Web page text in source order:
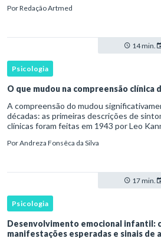
transtorno do des
PorRedação Artmed
14 min.
Psicologia
O que mudou na compreensão clínica
A compreensão do mudou significativamente ao longo das últimas
décadas: as primeiras descrições de
clínicas foram feitas em 1943 por Leo
PorAndreza Fonsêca da Silva
17 min.
Psicologia
Desenvolvimento emocional infantil:
manifestações esperadas e sinais de